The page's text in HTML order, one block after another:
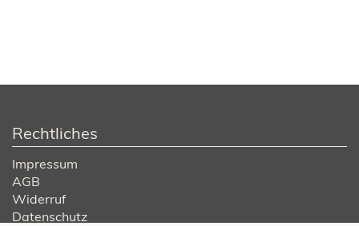
Rechtliches
Impressum
AGB
Widerruf
Datenschutz